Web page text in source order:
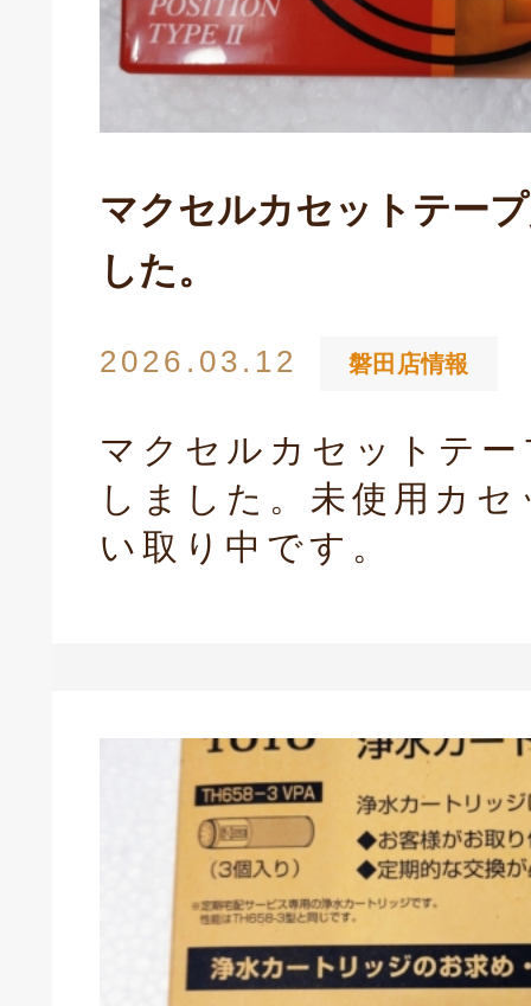
マクセルカセットテー
した。
2026.03.12 磐田店情報
マクセルカセットテ
しました。未使用カ
い取り中です。
ドキ 磐田店
生活館 豊橋東脇本店